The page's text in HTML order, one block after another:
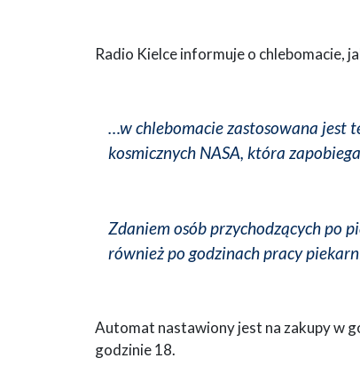
Radio Kielce informuje o chlebomacie,
…w chlebomacie zastosowana jest
kosmicznych NASA, która
Zdaniem osób przychodzących po
również po godzinach pracy
Automat nastawiony jest na zakupy w
godzinie 18.